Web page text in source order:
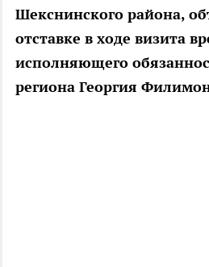
Шекснинского района,
отставке в ходе визита
исполняющего
региона Георгия